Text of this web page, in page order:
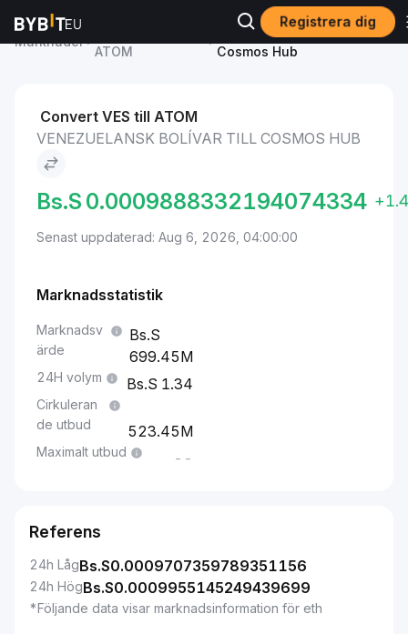
Registrera dig
Marknader
ATOM
Venezuelansk bolívar to
Cosmos Hub
Convert VES till ATOM
VENEZUELANSK BOLÍVAR TILL COSMOS HUB
Bs.S 0.0009888332194074334
Senast uppdaterad: Aug 6, 2026, 04:00:00
Marknadsstatistik
Marknadsv
ärde
699.45M
24H volym 1.34
Cirkuleran
de utbud
523.45M
Maximalt utbud --
Referens
24h LågBs.S0.0009707359789351156
24h HögBs.S0.0009955145249439699
*Följande data visar marknadsinformation för eth